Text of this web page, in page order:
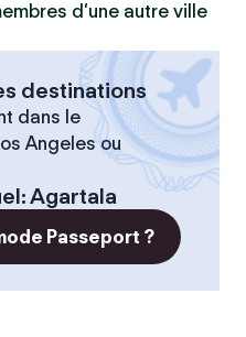
d’une autre ville
destinations
dans le
Angeles ou
:Agartala
Passeport ?